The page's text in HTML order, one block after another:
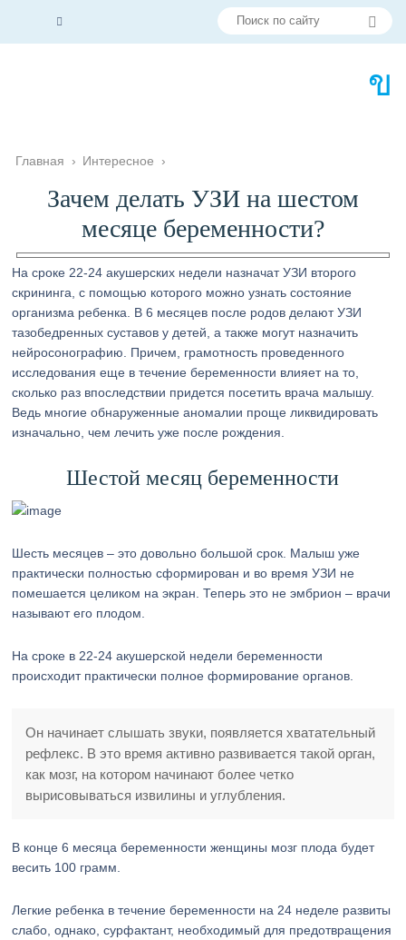
Главная › Интересное ›
Зачем делать УЗИ на шестом
месяце беременности?
На сроке 22-24 акушерских недели назначат УЗИ второго
скрининга, с помощью которого можно узнать состояние
организма ребенка. В 6 месяцев после родов делают УЗИ
тазобедренных суставов у детей, а также могут назначить
нейросонографию. Причем, грамотность проведенного
исследования еще в течение беременности влияет на то,
сколько раз впоследствии придется посетить врача малышу.
Ведь многие обнаруженные аномалии проще ликвидировать
изначально, чем лечить уже после рождения.
Шестой месяц беременности
Шесть месяцев – это довольно большой срок. Малыш уже
практически полностью сформирован и во время УЗИ не
помешается целиком на экран. Теперь это не эмбрион – врачи
называют его плодом.
На сроке в 22-24 акушерской недели беременности
происходит практически полное формирование органов.
Он начинает слышать звуки, появляется хватательный
рефлекс. В это время активно развивается такой орган,
как мозг, на котором начинают более четко
вырисовываться извилины и углубления.
В конце 6 месяца беременности женщины мозг плода будет
весить 100 грамм.
Легкие ребенка в течение беременности на 24 неделе развиты
слабо, однако, сурфактант, необходимый для предотвращения